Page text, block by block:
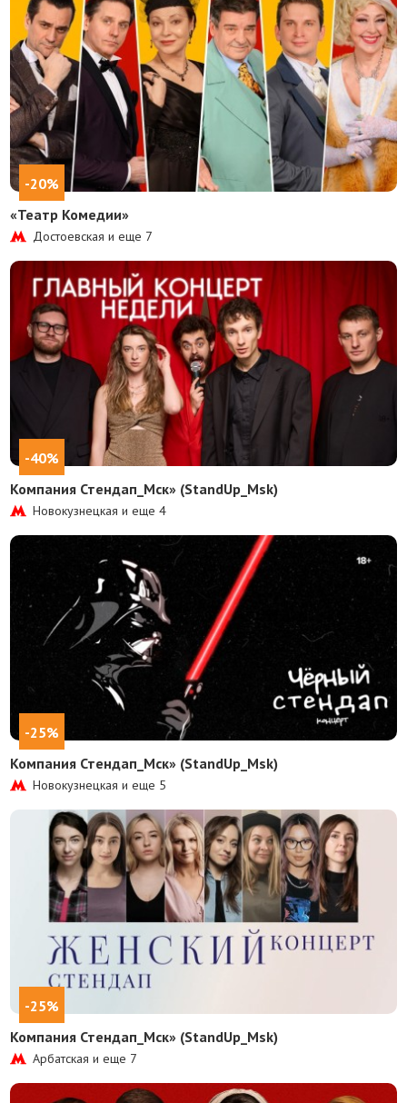
-20%
«Театр Комедии»
Достоевская и еще 7
-40%
Компания Стендап_Мск» (StandUp_Msk)
Новокузнецкая и еще4
-25%
Компания Стендап_Мск» (StandUp_Msk)
Новокузнецкая и еще 5
-25%
Компания Стендап_Мск» (StandUp_Msk)
Арбатская и еще 7